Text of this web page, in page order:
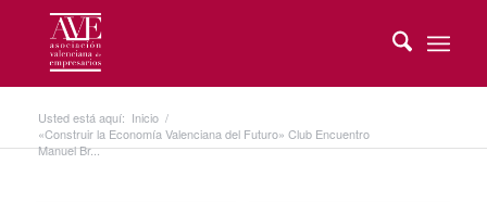
Usted está aquí: Inicio /
«Construir la Economía Valenciana del Futuro» Club Encuentro
Manuel Br...